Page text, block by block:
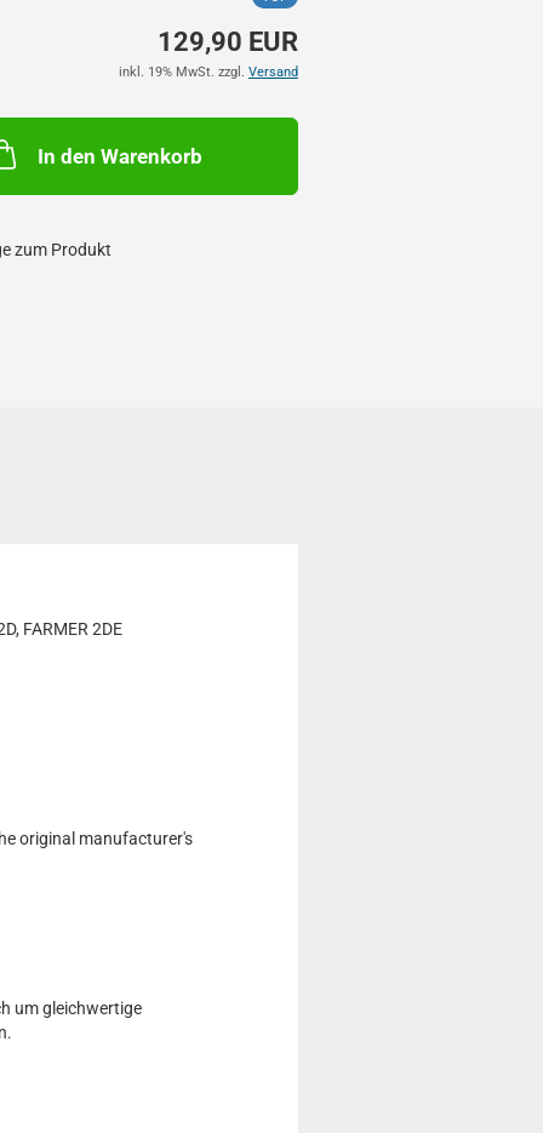
129,90 EUR
inkl. 19% MwSt. zzgl. Versand
In den Warenkorb
zum Produkt
FARMER 2DE
original manufacturer's
um gleichwertige